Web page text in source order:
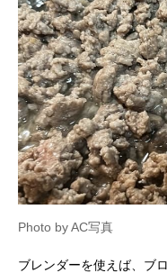
Photo by AC写真
ブレンダーを使えば、ブ